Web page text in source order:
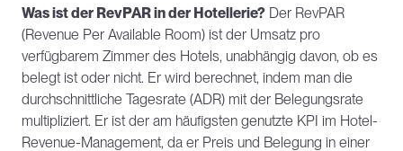
Was ist der RevPAR in der Hotellerie? Der RevPAR
(Revenue Per Available Room) ist der Umsatz pro
verfügbarem Zimmer des Hotels, unabhängig davon, ob es
belegt ist oder nicht. Er wird berechnet, indem man die
durchschnittliche Tagesrate (ADR) mit der Belegungsrate
multipliziert. Er ist der am häufigsten genutzte KPI im Hotel-
Revenue-Management, da er Preis und Belegung in einer